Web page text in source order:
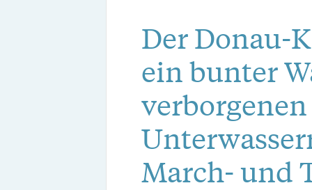
Der Donau-
ein bunter
verborgenen
March- und